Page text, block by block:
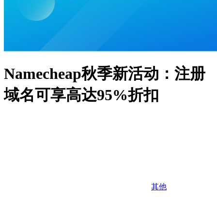
Namecheap秋季新活动：注册
域名可享高达95%折扣
其他